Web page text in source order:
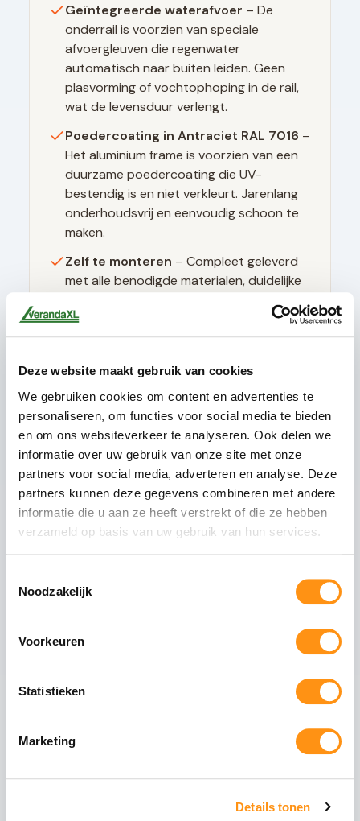
Deze website maakt gebruik van cookies
We gebruiken cookies om content en advertenties te
personaliseren, om functies voor social media te bieden
en om ons websiteverkeer te analyseren. Ook delen we
informatie over uw gebruik van onze site met onze
partners voor social media, adverteren en analyse. Deze
partners kunnen deze gegevens combineren met andere
informatie die u aan ze heeft verstrekt of die ze hebben
verzameld op basis van uw gebruik van hun services.
Noodzakelijk
Voorkeuren
Statistieken
Marketing
Details tonen
Geïntegreerde waterafvoer – De
onderrail is voorzien van speciale
afvoergleuven die regenwater
automatisch naar buiten leiden. Geen
plasvorming of vochtophoping in de rail,
wat de levensduur verlengt.
Poedercoating in Antraciet RAL 7016 –
Het aluminium frame is voorzien van een
duurzame poedercoating die UV-
bestendig is en niet verkleurt. Jarenlang
onderhoudsvrij en eenvoudig schoon te
maken.
Zelf te monteren – Compleet geleverd
met alle benodigde materialen, duidelijke
Geen speciaal gereedschap nodig.
Technische specificaties
Glasdikte
10mm gehard (ESG)
Glastype
Helder glas
Glasranden
Geslepen (niet scherp)
Profielmateriaal
Aluminium 6063-T6
Afwerking
Antraciet RAL 7016
-rail systeem
Max. paneel gewicht
80 kg per paneel
ondergaat een speciaal thermisch proces waarbij
het glas wordt verhit tot circa 620°C en
permanente drukspanning in het oppervlak,